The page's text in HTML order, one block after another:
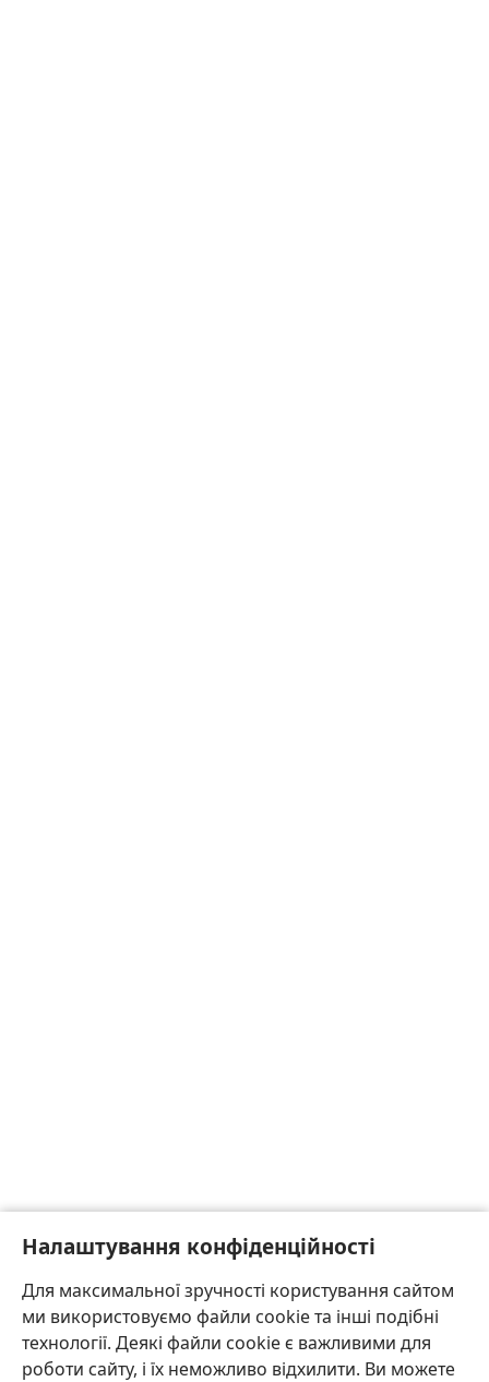
Налаштування конфіденційності
Для максимальної зручності користування сайтом
ми використовуємо файли cookie та інші подібні
технології. Деякі файли cookie є важливими для
роботи сайту, і їх неможливо відхилити. Ви можете